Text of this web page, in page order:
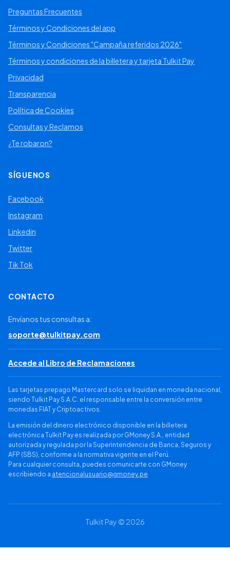
Preguntas Frecuentes
Términos y Condiciones del app
Términos y Condiciones "Campaña referidos 2026"
Términos y condiciones de la billetera y tarjeta Tulkit Pay
Privacidad
Transparencia
Política de Cookies
Consultas y Reclamos
¿Te robaron?
SÍGUENOS
Facebook
Instagram
Linkedin
Twitter
Tik Tok
CONTACTO
Envíanos tus consultas a:
soporte@tulkitpay.com
Accede al Libro de Reclamaciones
Las tarjetas prepago Mastercard solo se liquidan en moneda nacional,
siendo Tulkit Pay S.A.C. el responsable entre la conversión entre
monedas FIAT y Criptoactivos.
La emisión del dinero electrónico disponible en la billetera
electrónica Tulkit Pay es realizada por GMoney S.A., entidad
autorizada y regulada por la Superintendencia de Banca, Seguros y
AFP (SBS), conforme a la normativa vigente en el Perú.
Para cualquier consulta, puedes comunicarte con GMoney
escribiendo a atencionalusuario@gmoney.pe
Tulkit Pay © 2026